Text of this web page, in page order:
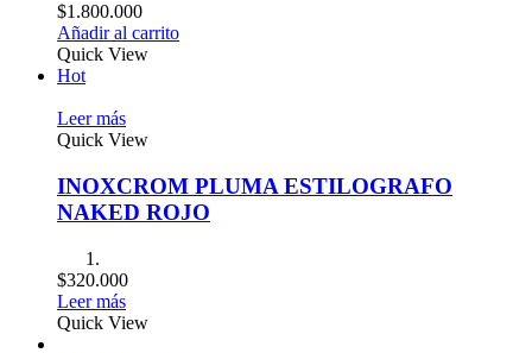
$1.800.000
Añadir al carrito
Quick View
Hot
Leer más
Quick View
INOXCROM PLUMA ESTILOGRAFO
NAKED ROJO
$320.000
Leer más
Quick View